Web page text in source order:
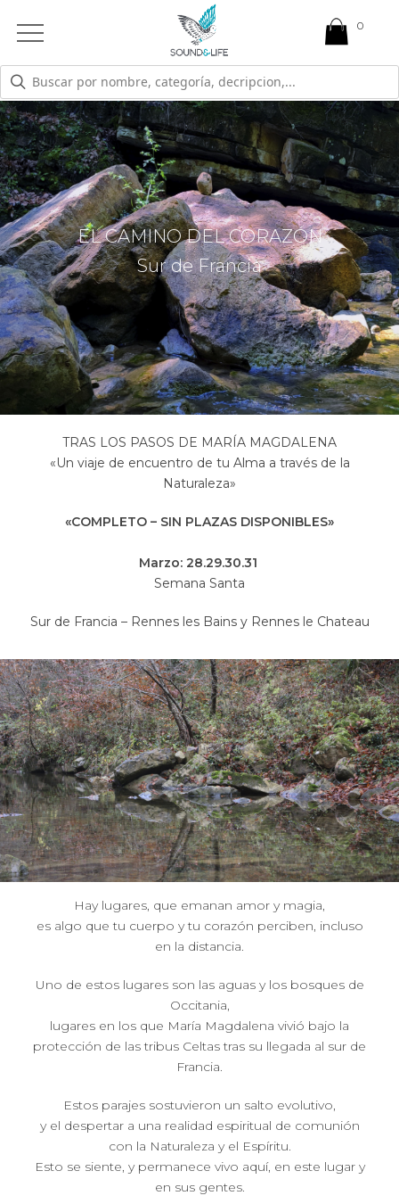
Open
Menu
EL CAMINO DEL CORAZÓN
Sur de Francia
TRAS LOS PASOS DE MARÍA MAGDALENA
«Un viaje de encuentro de tu Alma a través de la
Naturaleza»
«COMPLETO – SIN PLAZAS DISPONIBLES»
Marzo: 28.29.30.31
Semana Santa
Sur de Francia – Rennes les Bains y Rennes le Chateau
Hay lugares, que emanan amor y magia,
es algo que tu cuerpo y tu corazón perciben, incluso
en la distancia.
Uno de estos lugares son las aguas y los bosques de
Occitania,
lugares en los que María Magdalena vivió bajo la
protección de las tribus Celtas tras su llegada al sur de
Francia.
Estos parajes sostuvieron un salto evolutivo,
y el despertar a una realidad espiritual de comunión
con la Naturaleza y el Espíritu.
Esto se siente, y permanece vivo aquí, en este lugar y
en sus gentes.
0